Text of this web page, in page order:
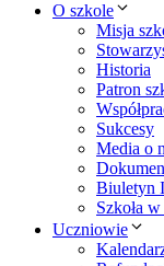
O szkole
Misja
Historia
Patron
Sukcesy
Media o
Biuletyn
Szkoła
Uczniowie